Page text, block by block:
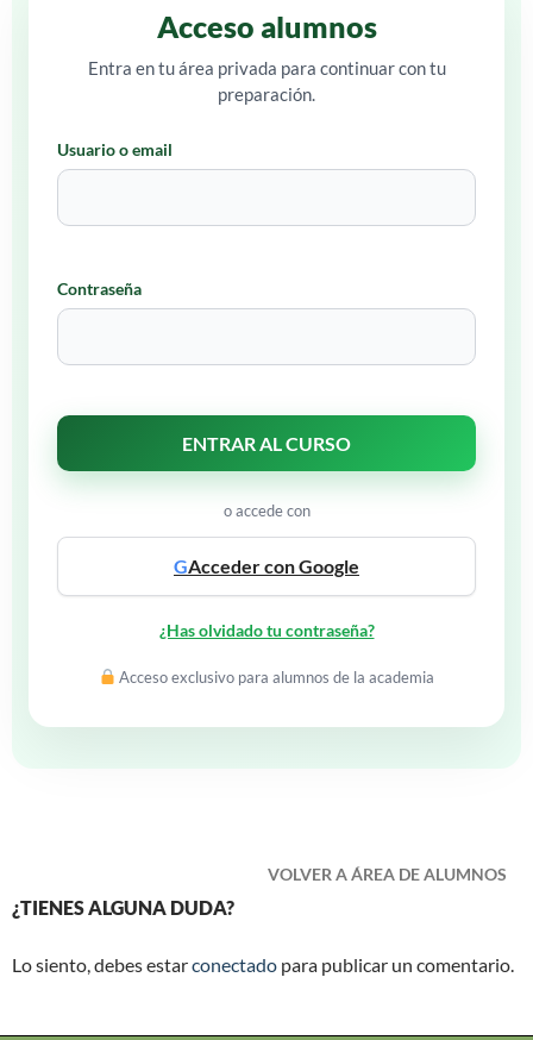
Acceso alumnos
Entra en tu área privada para continuar con tu
preparación.
Usuario o email
Contraseña
o accede con
GAcceder con Google
¿Has olvidado tu contraseña?
Acceso exclusivo para alumnos de la academia
VOLVER A ÁREA DE ALUMNOS
¿TIENES ALGUNA DUDA?
Lo siento, debes estarconectado para publicar un comentario.